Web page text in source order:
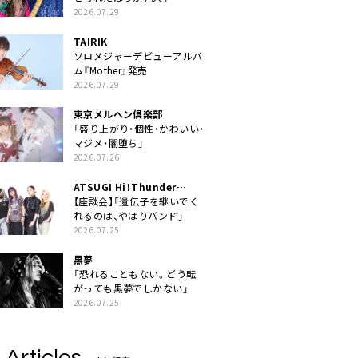
2026.07.29
TAIRIK
ソロメジャーデビューアルバ
ム『Mother』発売
2026.07.29
東京メルヘン倶楽部
「盛り上がり・個性・かわいい・
マジメ・闇堕ち」
2026.07.26
ATSUGI Hi！Thunder
Rock Festival
【座談会】「遺伝子を継いでく
れるのは、やはりバンド」
2026.07.25
黒夢
「恐れることもない。どう転
がっても黒夢でしかない」
2026.07.25